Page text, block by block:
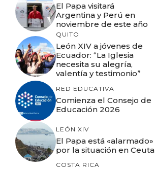
El Papa visitará
Argentina y Perú en
noviembre de este año
QUITO
León XIV a jóvenes de
Ecuador: “La Iglesia
necesita su alegría,
valentía y testimonio”
RED EDUCATIVA
Comienza el Consejo de
Educación 2026
LEÓN XIV
El Papa está «alarmado»
por la situación en Ceuta
COSTA RICA